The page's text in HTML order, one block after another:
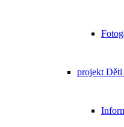
projekt Děti